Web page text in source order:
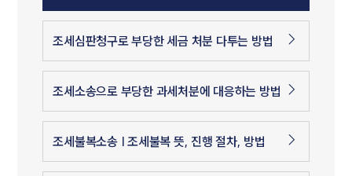
조세심판청구로 부당한 세금 처분 다투는 방법
조세소송으로 부당한 과세처분에 대응하는 방법
조세불복소송 | 조세불복 뜻, 진행 절차, 방법